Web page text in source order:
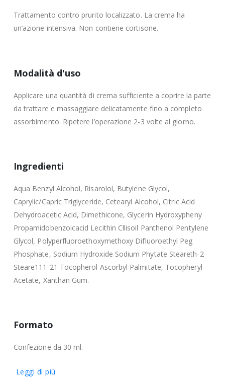
Trattamento contro prurito localizzato. La crema ha
un’azione intensiva. Non contiene cortisone.
Modalità d'uso
Applicare una quantità di crema sufficiente a coprire la parte
da trattare e massaggiare delicatamente fino a completo
assorbimento. Ripetere l’operazione 2-3 volte al giorno.
Ingredienti
Aqua Benzyl Alcohol, Risarolol, Butylene Glycol,
Caprylic/Capric Triglyceride, Cetearyl Alcohol, Citric Acid
Dehydroacetic Acid, Dimethicone, Glycerin Hydroxypheny
Propamidobenzoicacid Lecithin Cllisoil Panthenol Pentylene
Glycol, Polyperfluoroethoxymethoxy Difluoroethyl Peg
Phosphate, Sodium Hydroxide Sodium Phytate Steareth-2
Steare111-21 Tocopherol Ascorbyl Palmitate, Tocopheryl
Acetate, Xanthan Gum.
Formato
Confezione da 30 ml.
Leggi di più